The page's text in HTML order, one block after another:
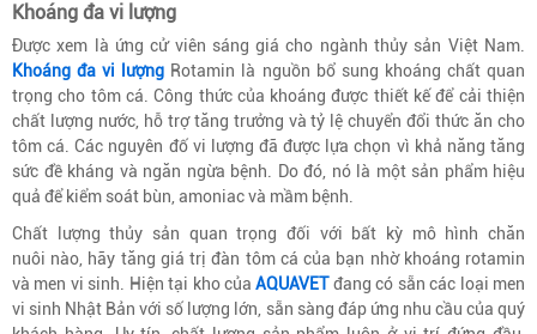
Khoáng đa vi lượng
Được xem là ứng cử viên sáng giá cho ngành thủy sản Việt Nam.
Khoáng đa vi lượng Rotamin là nguồn bổ sung khoáng chất quan
trọng cho tôm cá. Công thức của khoáng được thiết kế để cải thiện
chất lượng nước, hỗ trợ tăng trưởng và tỷ lệ chuyển đổi thức ăn cho
tôm cá. Các nguyên đố vi lượng đã được lựa chọn vì khả năng tăng
sức đề kháng và ngăn ngừa bệnh. Do đó, nó là một sản phẩm hiệu
quả để kiểm soát bùn, amoniac và mầm bệnh.
Chất lượng thủy sản quan trọng đối với bất kỳ mô hình chăn
nuôi nào, hãy tăng giá trị đàn tôm cá của bạn nhờ khoáng rotamin
và men vi sinh. Hiện tại kho củaAQUAVETđang có sẵn các loại men
vi sinh Nhật Bản với số lượng lớn, sẵn sàng đáp ứng nhu cầu của quý